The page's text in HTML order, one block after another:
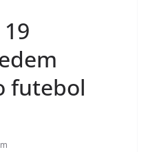
futebol